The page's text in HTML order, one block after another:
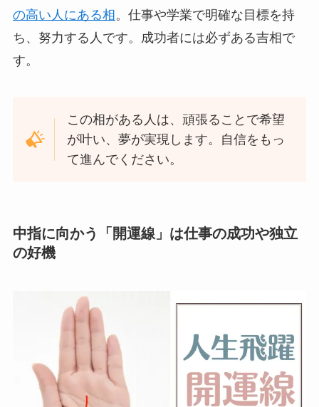
の高い人にある相。仕事や学業で明確な目標を持
ち、努力する人です。成功者には必ずある吉相で
す。
この相がある人は、頑張ることで希望
が叶い、夢が実現します。自信をもっ
て進んでください。
中指に向かう「開運線」は仕事の成功や独立
の好機